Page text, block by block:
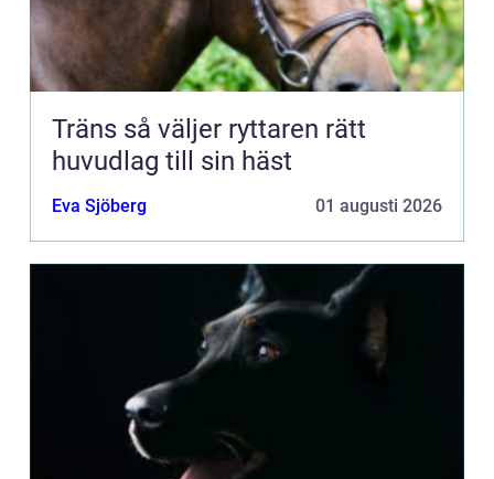
Träns så väljer ryttaren rätt
huvudlag till sin häst
Eva Sjöberg 01 augusti 2026